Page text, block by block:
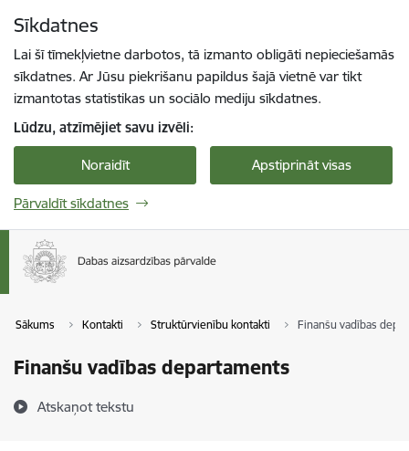
Sīkdatnes
Lai šī tīmekļvietne darbotos, tā izmanto obligāti nepieciešamās
sīkdatnes. Ar Jūsu piekrišanu papildus šajā vietnē var tikt
izmantotas statistikas un sociālo mediju sīkdatnes.
Lūdzu, atzīmējiet savu izvēli:
Noraidīt Apstiprināt visas
Pārvaldīt sīkdatnes
Sākums Kontakti Struktūrvienību kontakti Finanšu vadības
Finanšu vadības departaments
Atskaņot tekstu